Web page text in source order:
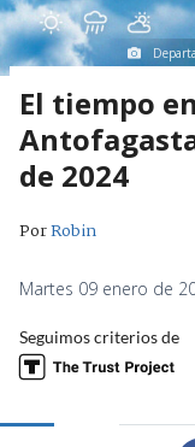
El tiempo
de 2024
PorRobin
Martes 09 enero de
Seguimos criterios de